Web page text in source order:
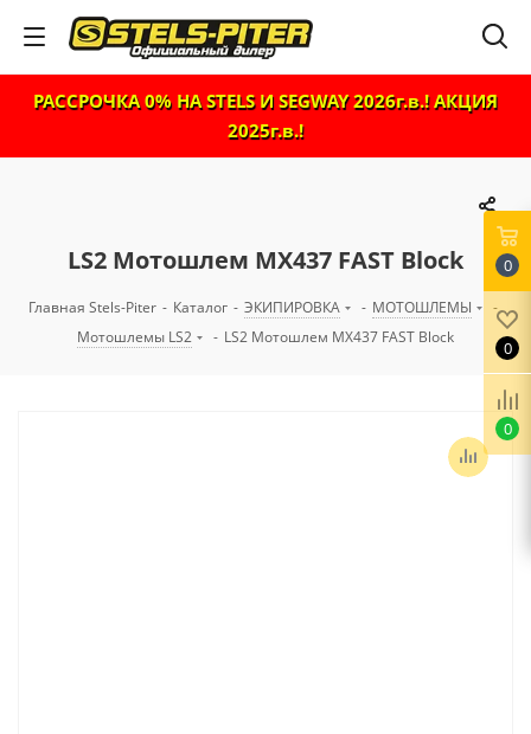
РАССРОЧКА 0% НА STELS И SEGWAY 2026г.в.! АКЦИЯ
2025г.в.!
LS2 Мотошлем MX437 FAST Block
Главная Stels-Piter - Каталог - ЭКИПИРОВКА - МОТОШЛЕМЫ
-
Мотошлемы LS2
- LS2 Мотошлем MX437 FAST Block
0
0
0